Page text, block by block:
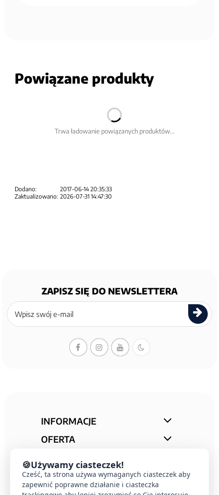
Powiązane produkty
Trwa ładowanie powiązanych produktów...
Dodano:
2017-06-14 20:35:33
Zaktualizowano: 2026-07-31 14:47:30
ZAPISZ SIĘ DO NEWSLETTERA
Zapisz
się
newslettera
INFORMACJE
OFERTA
KONTAKT
🍪Używamy ciasteczek!
Cześć, ta strona używa wymaganych ciasteczek aby
zapewnić poprawne działanie i ciasteczka